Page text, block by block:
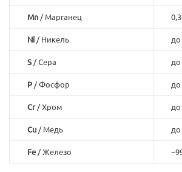
Mn / Марганец
Ni / Никель до
S / Сера до
P / Фосфор до
Cr/ Хром до
Cu / Медь до
Fe / Железо